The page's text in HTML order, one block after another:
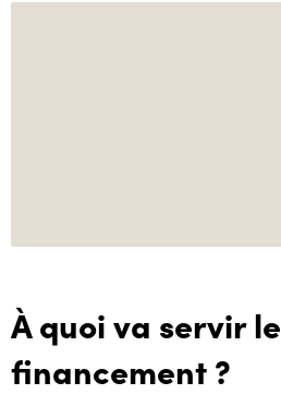
À quoi va servir le
financement ?